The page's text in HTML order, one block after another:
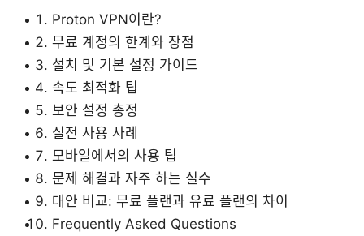
Proton VPN이란?
무료 계정의 한계와 장점
설치 및 기본 설정 가이드
속도 최적화 팁
보안 설정 총정
실전 사용 사례
모바일에서의 사용 팁
문제 해결과 자주 하는 실수
대안 비교: 무료 플랜과 유료 플랜의 차이
Frequently Asked Questions